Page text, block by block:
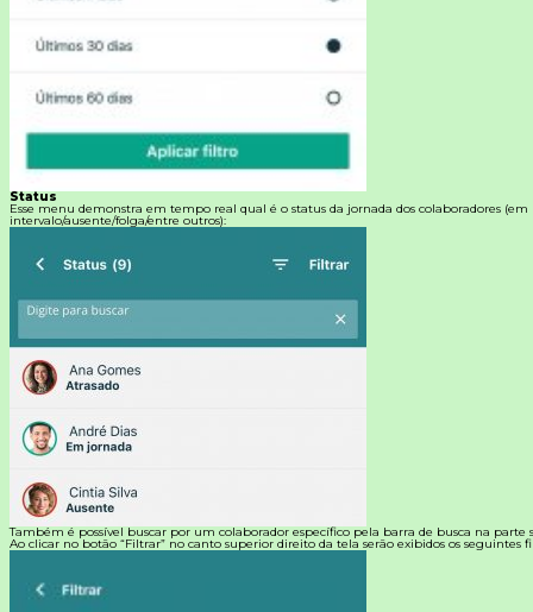
Status
Esse menu demonstra em tempo real qual é o status da jornada dos colaboradores (em
intervalo/ausente/folga/entre outros):
Também é possível buscar por um colaborador específico pela barra de busca na parte
Ao clicar no botão “Filtrar” no canto superior direito da tela serão exibidos os seguintes